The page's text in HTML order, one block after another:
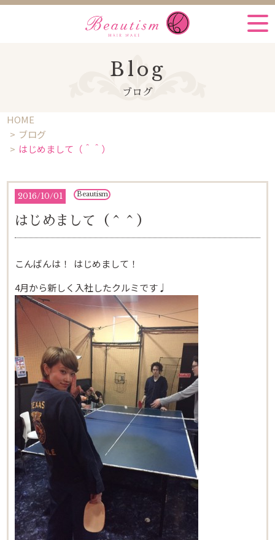
Blog
ブログ
HOME
ブログ
はじめまして（＾＾）
2016/10/01 Beautism
はじめまして（＾＾）
こんばんは！ はじめまして！
4月から新しく入社したクルミです♩